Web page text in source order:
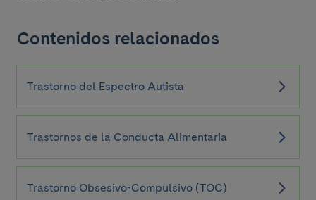
Contenidos relacionados
Trastorno del Espectro Autista
Trastornos de la Conducta Alimentaria
Trastorno Obsesivo-Compulsivo (TOC)